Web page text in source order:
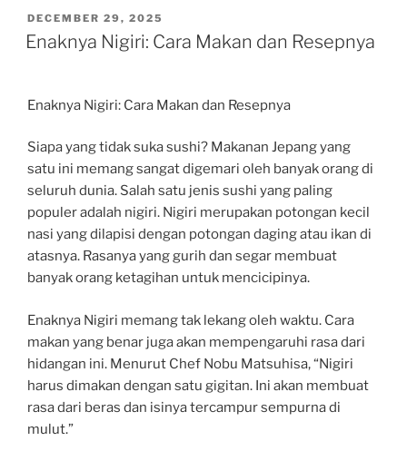
POSTED
ON
DECEMBER 29, 2025
Enaknya Nigiri: Cara Makan dan Resepnya
Enaknya Nigiri: Cara Makan dan Resepnya
Siapa yang tidak suka sushi? Makanan Jepang yang
satu ini memang sangat digemari oleh banyak orang di
seluruh dunia. Salah satu jenis sushi yang paling
populer adalah nigiri. Nigiri merupakan potongan kecil
nasi yang dilapisi dengan potongan daging atau ikan di
atasnya. Rasanya yang gurih dan segar membuat
banyak orang ketagihan untuk mencicipinya.
Enaknya Nigiri memang tak lekang oleh waktu. Cara
makan yang benar juga akan mempengaruhi rasa dari
hidangan ini. Menurut Chef Nobu Matsuhisa, “Nigiri
harus dimakan dengan satu gigitan. Ini akan membuat
rasa dari beras dan isinya tercampur sempurna di
mulut.”